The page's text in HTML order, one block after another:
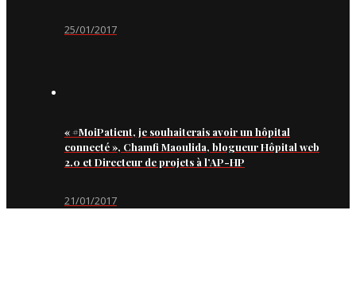
25/01/2017
« #MoiPatient, je souhaiterais avoir un hôpital
connecté », Chamfi Maoulida, blogueur Hôpital web
2.0 et Directeur de projets à l’AP-HP
21/01/2017